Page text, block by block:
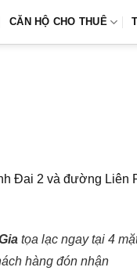
CĂN HỘ CHO THUÊ
Đai 2 và đường Liên
tọa lạc ngay tại 4
hàng đón nhận